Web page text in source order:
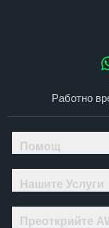
Работно
Помощ
Нашите Услуги
Преоткрийте